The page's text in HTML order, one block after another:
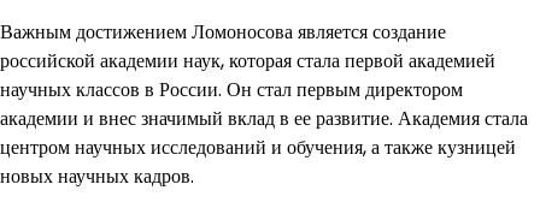
Важным достижением Ломоносова является создание
российской академии наук, которая стала первой академией
научных классов в России. Он стал первым директором
академии и внес значимый вклад в ее развитие. Академия стала
центром научных исследований и обучения, а также кузницей
новых научных кадров.